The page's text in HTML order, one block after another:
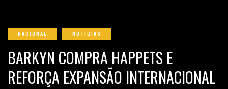
NACIONAL NOTICIAS
BARKYN COMPRA HAPPETS E
REFORÇA EXPANSÃO INTERNACIONAL